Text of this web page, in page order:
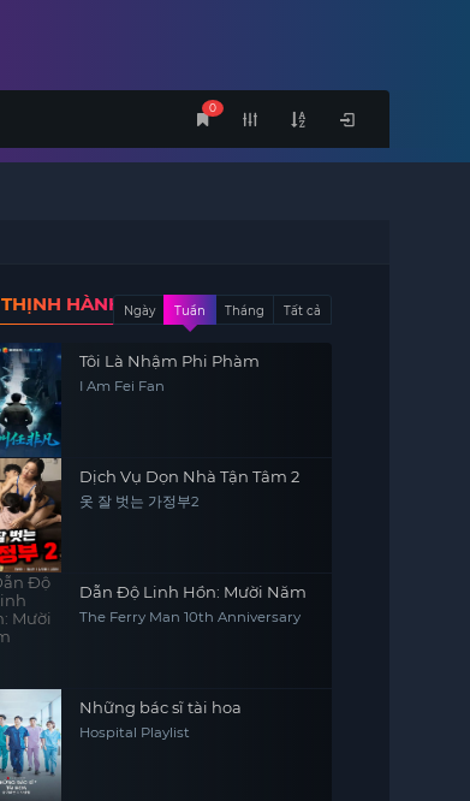
0
THỊNH HÀNHNgày Tuần Tháng Tất cả
Tôi Là Nhậm Phi Phàm
I Am Fei Fan
Dịch Vụ Dọn Nhà Tận Tâm 2
옷 잘 벗는 가정부2
Dẫn Độ Linh Hồn: Mười Năm
The Ferry Man 10th Anniversary
Những bác sĩ tài hoa
Hospital Playlist